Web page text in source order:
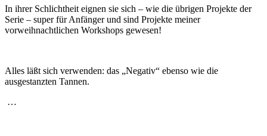
In ihrer Schlichtheit eignen sie sich – wie die übrigen Projekte der
Serie – super für Anfänger und sind Projekte meiner
vorweihnachtlichen Workshops gewesen!
Alles läßt sich verwenden: das „Negativ“ ebenso wie die
ausgestanzten Tannen.
…